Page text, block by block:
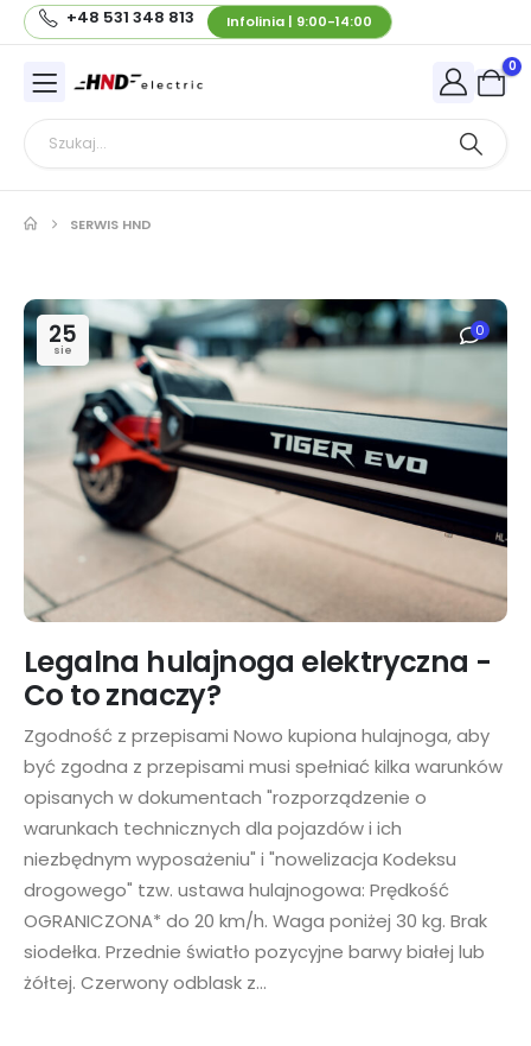
+48 531 348 813 Infolinia | 9:00-14:00
0
SERWIS HND
25
sie
0
Legalna hulajnoga elektryczna -
Co to znaczy?
Zgodność z przepisami Nowo kupiona hulajnoga, aby
być zgodna z przepisami musi spełniać kilka warunków
opisanych w dokumentach "rozporządzenie o
warunkach technicznych dla pojazdów i ich
niezbędnym wyposażeniu" i "nowelizacja Kodeksu
drogowego" tzw. ustawa hulajnogowa: Prędkość
OGRANICZONA* do 20 km/h. Waga poniżej 30 kg. Brak
siodełka. Przednie światło pozycyjne barwy białej lub
żółtej. Czerwony odblask z...